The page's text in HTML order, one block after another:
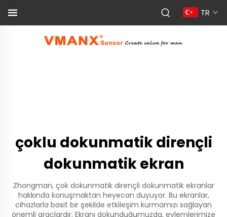
TR
çoklu dokunmatik dirençli
dokunmatik ekran
Zhongman, çok dokunmatik dirençli dokunmatik ekranlar
hakkında konuşmaktan heyecan duyuyor. Bu ekranlar,
cihazlarla basit bir şekilde etkileşim kurmamızı sağlayan
önemli araçlardır. Ekranı dokunduğumuzda, eylemlerimize